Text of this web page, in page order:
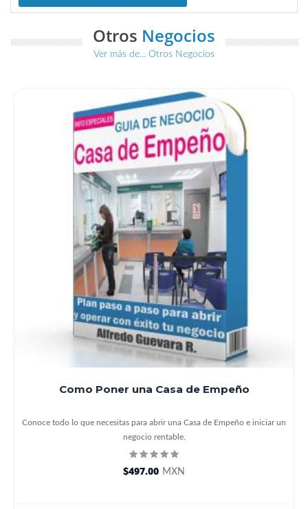
Otros Negocios
Ver más de... Otros Negocios
Como Poner una Casa de Empeño
Conoce todo lo que necesitas para abrir una Casa de Empeño e iniciar un
negocio rentable.
$497.00 MXN